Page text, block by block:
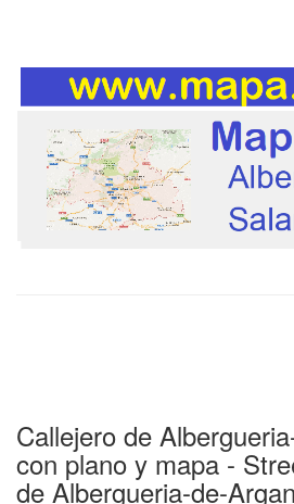
Callejero de
con plano y mapa -
de Albergueria-de-